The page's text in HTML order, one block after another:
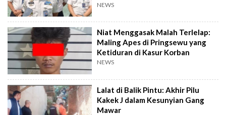
NEWS
Niat Menggasak Malah Terlelap:
Maling Apes di Pringsewu yang
Ketiduran di Kasur Korban
NEWS
Lalat di Balik Pintu: Akhir Pilu
Kakek J dalam Kesunyian Gang
Mawar